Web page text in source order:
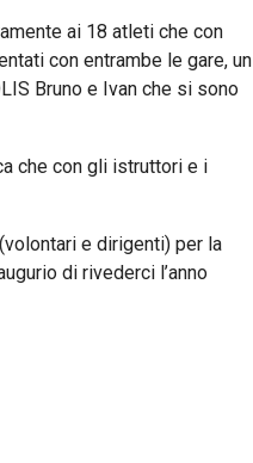
ai 18 atleti che con
con entrambe le gare, un
Bruno e Ivan che si sono
che con gli istruttori e i
e dirigenti) per la
di rivederci l’anno